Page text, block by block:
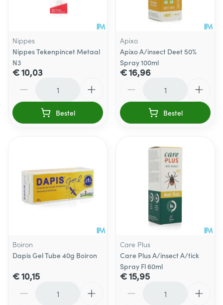
Nippes
Nippes Tekenpincet Metaal
N3
€ 10,03
Bestel
Apixo
Apixo A/insect Deet 50%
Spray 100ml
€ 16,96
Bestel
Boiron
Dapis Gel Tube 40g Boiron
€ 10,15
Care Plus
Care Plus A/insect A/tick
Spray Fl 60ml
€ 15,95